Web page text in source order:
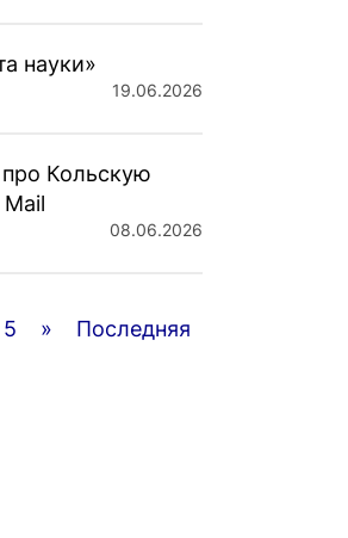
науки»
19.06.2026
Кольскую
08.06.2026
5 » Последняя